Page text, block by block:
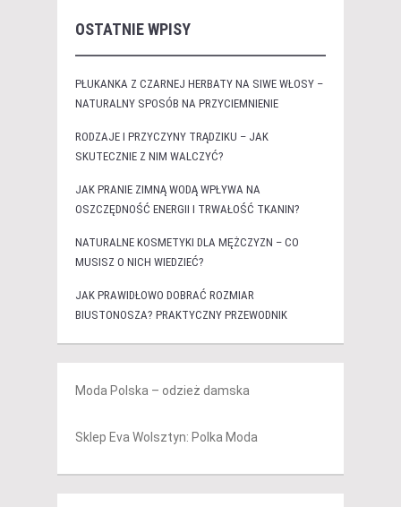
OSTATNIE WPISY
PŁUKANKA Z CZARNEJ HERBATY NA SIWE WŁOSY –
NATURALNY SPOSÓB NA PRZYCIEMNIENIE
RODZAJE I PRZYCZYNY TRĄDZIKU – JAK
SKUTECZNIE Z NIM WALCZYĆ?
JAK PRANIE ZIMNĄ WODĄ WPŁYWA NA
OSZCZĘDNOŚĆ ENERGII I TRWAŁOŚĆ TKANIN?
NATURALNE KOSMETYKI DLA MĘŻCZYZN – CO
MUSISZ O NICH WIEDZIEĆ?
JAK PRAWIDŁOWO DOBRAĆ ROZMIAR
BIUSTONOSZA? PRAKTYCZNY PRZEWODNIK
Moda Polska – odzież damska
Sklep Eva Wolsztyn: Polka Moda